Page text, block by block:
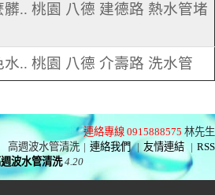
.. 桃園 八德 建德路 熱水管堵
.. 桃園 八德 介壽路 洗水管
連絡專線 0915888575 林先生
高週波水管清洗 | 連絡我們 | 友情連結 | RSS
波水管清洗4.20